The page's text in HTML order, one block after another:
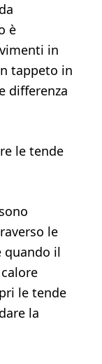
è
in
tappeto in
differenza
le tende
le
quando il
le tende
la